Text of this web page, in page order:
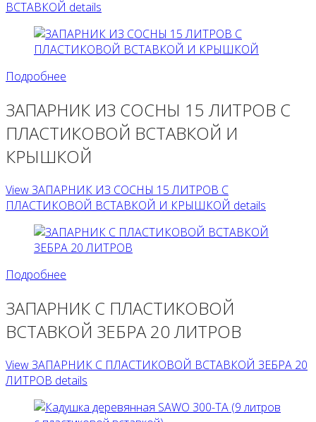
ВСТАВКОЙ details
Подробнее
ЗАПАРНИК ИЗ СОСНЫ 15 ЛИТРОВ С
ПЛАСТИКОВОЙ ВСТАВКОЙ И
КРЫШКОЙ
View ЗАПАРНИК ИЗ СОСНЫ 15 ЛИТРОВ С
ПЛАСТИКОВОЙ ВСТАВКОЙ И КРЫШКОЙ details
Подробнее
ЗАПАРНИК С ПЛАСТИКОВОЙ
ВСТАВКОЙ ЗЕБРА 20 ЛИТРОВ
View ЗАПАРНИК С ПЛАСТИКОВОЙ ВСТАВКОЙ ЗЕБРА 20
ЛИТРОВ details